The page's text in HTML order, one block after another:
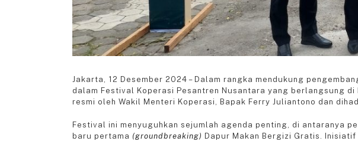
Jakarta, 12 Desember 2024 – Dalam rangka mendukung
dalam Festival Koperasi Pesantren Nusantara yang berlangsung
resmi oleh Wakil Menteri Koperasi, Bapak Ferry Juliantono dan
Festival ini menyuguhkan sejumlah agenda penting, di antaranya
baru pertama (groundbreaking) Dapur Makan Bergizi Gratis.